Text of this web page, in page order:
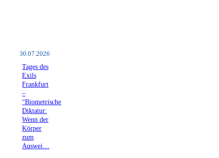
30.07.2026
Tages des
Exils
Frankfurt
–
“Biometrische
Diktatur:
Wenn der
Körper
zum
Auswei…